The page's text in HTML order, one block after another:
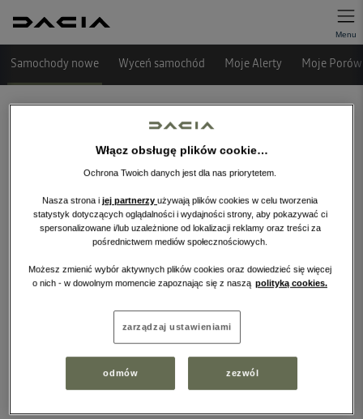
Samochody nowe Wyceń samochód Moje Alerty Moje
Niestety, wybrany dealer nie ma
obecnie żadnych ofert w tej kategorii.
Włącz obsługę plików cookie…
Ochrona Twoich danych jest dla nas priorytetem.
Nasza strona i jej partnerzy używają plików cookies w celu tworzenia
statystyk dotyczących oglądalności i wydajności strony, aby pokazywać ci
spersonalizowane i/lub uzależnione od lokalizacji reklamy oraz treści za
pośrednictwem mediów społecznościowych.
Możesz zmienić wybór aktywnych plików cookies oraz dowiedzieć się więcej
o nich - w dowolnym momencie zapoznając się z naszą polityką cookies.
zarządzaj ustawieniami
odmów zezwól